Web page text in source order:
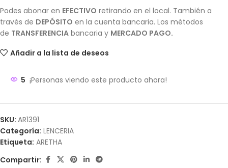
Podes abonar en EFECTIVO retirando en el local. También a
través de DEPÓSITO en la cuenta bancaria. Los métodos
de TRANSFERENCIA bancaria y MERCADO PAGO.
Añadir a la lista de deseos
5 ¡Personas viendo este producto ahora!
SKU: AR1391
Categoría: LENCERIA
Etiqueta: ARETHA
Compartir: